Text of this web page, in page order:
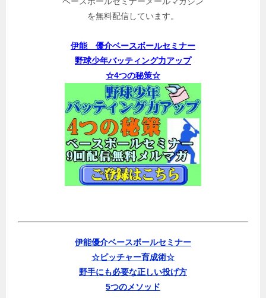
を無料配信しています。
伊能 優介ベースボールセミナー
野球少年バッティング力アップ
☆4つの秘策☆
伊能優介ベースボールセミナー
☆ピッチャー育成術☆
野手にも必要な正しい投げ方
5つのメソッド